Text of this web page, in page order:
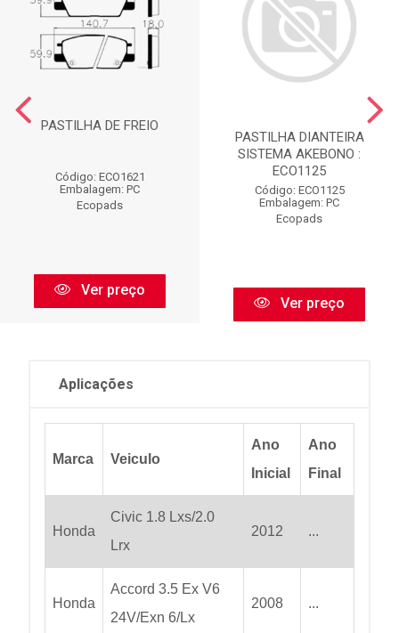
PASTILHA DE FREIO
Código: ECO1621
Embalagem: PC
Ecopads
Ver preço
PASTILHA DIANTEIRA
SISTEMA AKEBONO :
ECO1125
Código: ECO1125
Embalagem: PC
Ecopads
Ver preço
Aplicações
Marca Veiculo
Ano
Inicial
Ano
Final
Honda
Civic 1.8 Lxs/2.0
Lrx
2012 ...
Honda
Accord 3.5 Ex V6
24V/Exn 6/Lx
2008 ...